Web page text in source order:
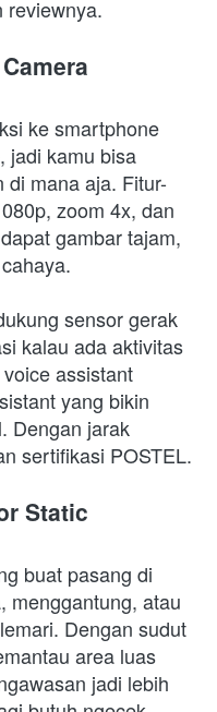
reviewnya.
ke smartphone
jadi kamu bisa
di mana aja. Fitur-
zoom 4x, dan
gambar tajam,
sensor gerak
kalau ada aktivitas
assistant
yang bikin
Dengan jarak
sertifikasi POSTEL.
Static
buat pasang di
menggantung, atau
Dengan sudut
area luas
jadi lebih